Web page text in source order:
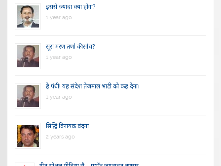
इससे ज्यादा क्या होगा?
1 year ago
सूरां मरण तणो की सोच?
1 year ago
हे पंथी! यह संदेश तेजमाल भाटी को कह देना।
1 year ago
सिद्धि विनायक वंदना
2 years ago